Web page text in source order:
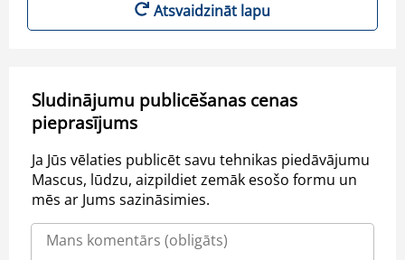
Atsvaidzināt lapu
Sludinājumu publicēšanas cenas
pieprasījums
Ja Jūs vēlaties publicēt savu tehnikas piedāvājumu
Mascus, lūdzu, aizpildiet zemāk esošo formu un
mēs ar Jums sazināsimies.